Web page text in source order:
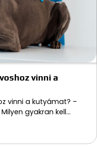
vinni a
vinni a kutyámat? –
gyakran kell…